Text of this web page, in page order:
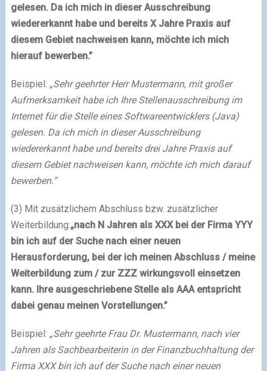
gelesen. Da ich mich in dieser Ausschreibung
wiedererkannt habe und bereits X Jahre Praxis auf
diesem Gebiet nachweisen kann, möchte ich mich
hierauf bewerben.”
Beispiel : „Sehr geehrter Herr Mustermann, mit großer
Aufmerksamkeit habe ich Ihre Stellenausschreibung im
Internet für die Stelle eines Softwareentwicklers (Java)
gelesen. Da ich mich in dieser Ausschreibung
wiedererkannt habe und bereits drei Jahre Praxis auf
diesem Gebiet nachweisen kann, möchte ich mich darauf
bewerben.”
(3) Mit zusätzlichem Abschluss bzw. zusätzlicher
Weiterbildung:„nach N Jahren als XXX bei der Firma YYY
bin ich auf der Suche nach einer neuen
Herausforderung, bei der ich meinen Abschluss / meine
Weiterbildung zum / zur ZZZ wirkungsvoll einsetzen
kann. Ihre ausgeschriebene Stelle als AAA entspricht
dabei genau meinen Vorstellungen.”
Beispiel : „Sehr geehrte Frau Dr. Mustermann, nach vier
Jahren als Sachbearbeiterin in der Finanzbuchhaltung der
Firma XXX bin ich auf der Suche nach einer neuen